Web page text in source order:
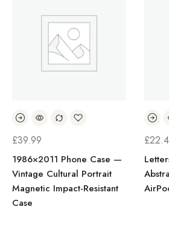
£39.99
1986×2011 Phone Case —
Vintage Cultural Portrait
Magnetic Impact-Resistant
Case
£